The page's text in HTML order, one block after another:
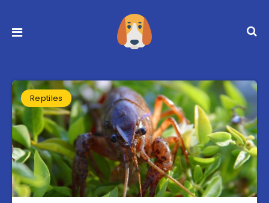
Reptiles